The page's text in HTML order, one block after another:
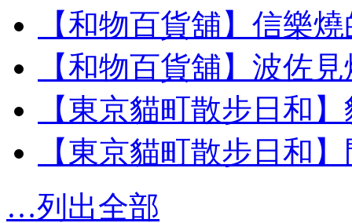
【和物百貨舖】信樂
【和物百貨舖】波佐
【東京貓町散步日和
【東京貓町散步日和
…列出全部